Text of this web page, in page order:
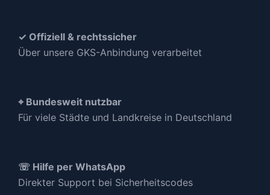
✓ Offiziell & rechtssicher
Über unsere GKS-Anbindung verarbeitet
⌖ Bundesweit nutzbar
Für viele Städte und Landkreise in Deutschland
☏ Hilfe per WhatsApp
Direkter Support bei Sicherheitscodes